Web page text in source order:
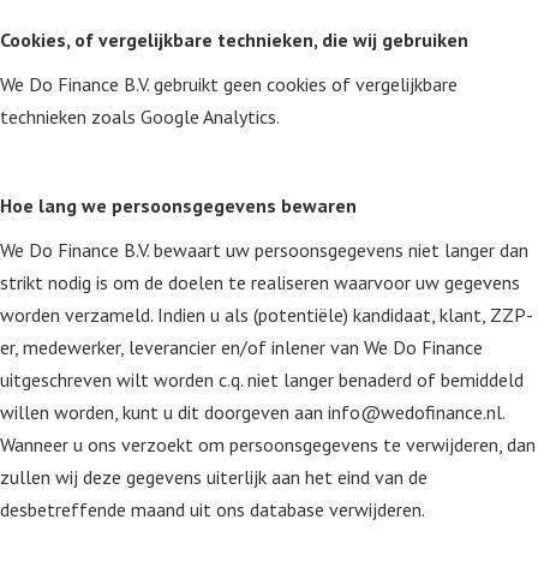
Cookies, of vergelijkbare technieken, die wij gebruiken
We Do Finance B.V. gebruikt geen cookies of vergelijkbare
technieken zoals Google Analytics.
Hoe lang we persoonsgegevens bewaren
We Do Finance B.V. bewaart uw persoonsgegevens niet langer dan
strikt nodig is om de doelen te realiseren waarvoor uw gegevens
worden verzameld. Indien u als (potentiële) kandidaat, klant, ZZP-
er, medewerker, leverancier en/of inlener van We Do Finance
uitgeschreven wilt worden c.q. niet langer benaderd of bemiddeld
willen worden, kunt u dit doorgeven aan info@wedofinance.nl.
Wanneer u ons verzoekt om persoonsgegevens te verwijderen, dan
zullen wij deze gegevens uiterlijk aan het eind van de
desbetreffende maand uit ons database verwijderen.